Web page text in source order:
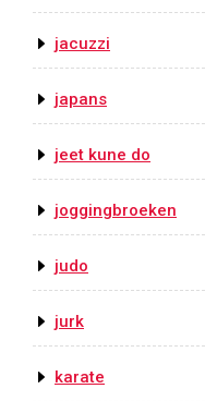
jacuzzi
japans
jeet kune do
joggingbroeken
judo
jurk
karate